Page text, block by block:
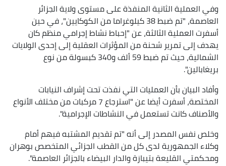
وفي العملية الثانية المنفذة على مستوى ولاية الجزائر
العاصمة، "تم ضبط 38 كيلوغراما من الكوكايين"، في حين
أسفرت العملية الثالثة، عن "إحباط نشاط إجرامي منظم كان
يهدف إلى تمرير شحنة من المؤثرات العقلية إلى إحدى الولايات
الشمالية، حيث تم ضبط 59 ألف و340 كبسولة من نوع
بريغابالين".
وأفاد البيان بأن العمليات التي نفذت تحت إشراف النيابات
المختصة، أسفرت أيضا عن "استرجاع 7 مركبات من مختلف الأنواع
والأصناف كانت تستعمل في النشاطات الإجرامية".
وخلص نفس المصدر إلى أنه "تم تقديم المشتبه فيهم أمام
وكلاء الجمهورية لدى كل من القطب الجزائي المتخصص بوهران
ومحكمتي القليعة بتيبازة والدار البيضاء بالجزائر العاصمة".